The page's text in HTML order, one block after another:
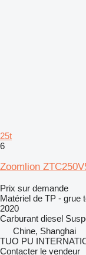
25t
6
Zoomlion
Prix sur demande
Matériel de TP - grue
2020
Carburant diesel
Chine, Shanghai
TUO PU
Contacter le vendeur